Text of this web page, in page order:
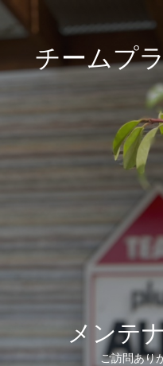
チームプ
メンテ
ご訪問あり